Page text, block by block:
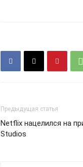
Предыдущая статья
Netflix нацелился на
Studios